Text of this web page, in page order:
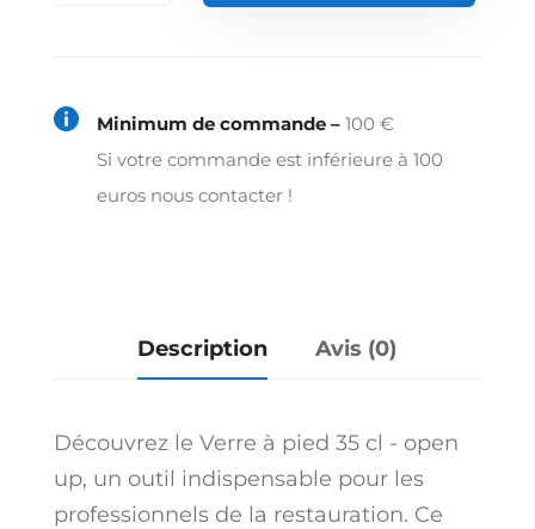
35
 Minimum de commande – 100 €
Si votre commande est inférieure à 100
euros nous contacter !
Description Avis (0)
Découvrez le Verre à pied 35 cl - open
up, un outil indispensable pour les
professionnels de la restauration. Ce